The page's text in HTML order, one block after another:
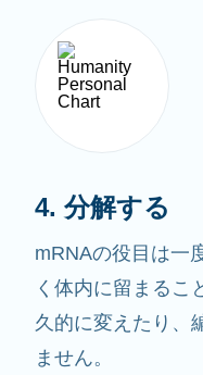
4. 分解する
mRNAの役目は一
く体内に留まるこ
久的に変えたり、
ません。